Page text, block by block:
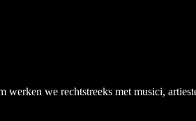
we rechtstreeks met musici,